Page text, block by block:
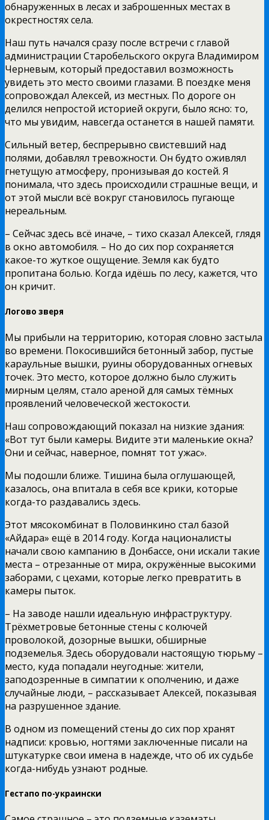
обнаруженных в лесах и заброшенных местах в
окрестностях села.
Наш путь начался сразу после встречи с главой
администрации Старобельского округа Владимиром
Черневым, который предоставил возможность
увидеть это место своими глазами. В поездке меня
сопровождал Алексей, из местных. По дороге он
делился непростой историей округи, было ясно: то,
что мы увидим, навсегда останется в нашей памяти.
Сильный ветер, беспрерывно свистевший над
полями, добавлял тревожности. Он будто оживлял
гнетущую атмосферу, пронизывая до костей. Я
понимала, что здесь происходили страшные вещи, и
от этой мысли всё вокруг становилось пугающе
нереальным.
– Сейчас здесь всё иначе, – тихо сказал Алексей, глядя
в окно автомобиля. – Но до сих пор сохраняется
какое-то жуткое ощущение. Земля как будто
пропитана болью. Когда идёшь по лесу, кажется, что
он кричит.
Логово зверя
Мы прибыли на территорию, которая словно застыла
во времени. Покосившийся бетонный забор, пустые
караульные вышки, руины оборудованных огневых
точек. Это место, которое должно было служить
мирным целям, стало ареной для самых тёмных
проявлений человеческой жестокости.
Наш сопровождающий показал на низкие здания:
«Вот тут были камеры. Видите эти маленькие окна?
Они и сейчас, наверное, помнят тот ужас».
Мы подошли ближе. Тишина была оглушающей,
казалось, она впитала в себя все крики, которые
когда-то раздавались здесь.
Этот мясокомбинат в Половинкино стал базой
«Айдара» ещё в 2014 году. Когда националисты
начали свою кампанию в Донбассе, они искали такие
места – отрезанные от мира, окружённые высокими
заборами, с цехами, которые легко превратить в
камеры пыток.
– На заводе нашли идеальную инфраструктуру.
Трёхметровые бетонные стены с колючей
проволокой, дозорные вышки, обширные
подземелья. Здесь оборудовали настоящую тюрьму –
место, куда попадали неугодные: жители,
заподозренные в симпатии к ополчению, и даже
случайные люди, – рассказывает Алексей, показывая
на разрушенное здание.
В одном из помещений стены до сих пор хранят
надписи: кровью, ногтями заключенные писали на
штукатурке свои имена в надежде, что об их судьбе
когда-нибудь узнают родные.
Гестапо по-украински